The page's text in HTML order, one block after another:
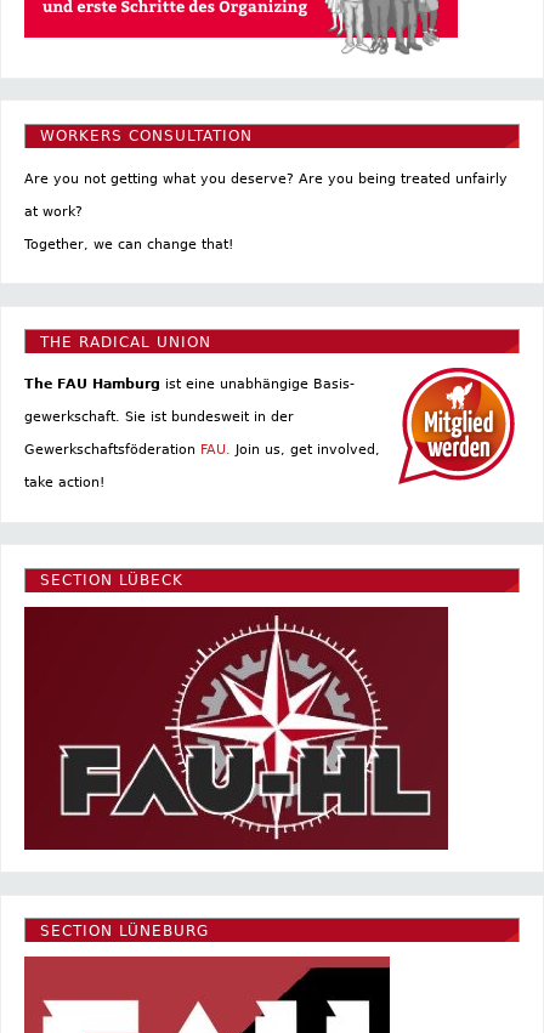
WORKERS CONSULTATION
Are you not getting what you deserve? Are you being treated unfairly
at work?
Together, we can change that!
THE RADICAL UNION
The FAU Hamburg ist eine un­abhängige Basis­
gewerkschaft. Sie ist bundesweit in der
Gewerkschaftsföderation FAU. Join us, get involved,
take action!
SECTION LÜBECK
SECTION LÜNEBURG